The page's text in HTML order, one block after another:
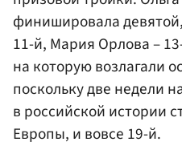
финишировала девятой,
11-й, Мария Орлова–
на которую возлагали
поскольку две недели
в российской истории
Европы, и вовсе 19-й.